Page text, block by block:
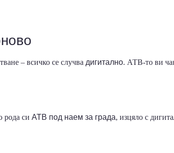
– всичко се случва дигитално. АТВ-то ви
рода си АТВ под наем за града, изцяло с